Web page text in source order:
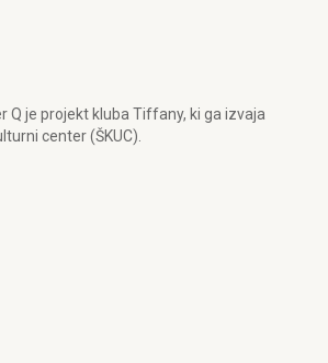
Q je projekt kluba Tiffany, ki ga izvaja
center (ŠKUC).